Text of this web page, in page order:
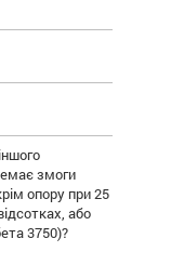
змоги
опору при 25
або
3750)?